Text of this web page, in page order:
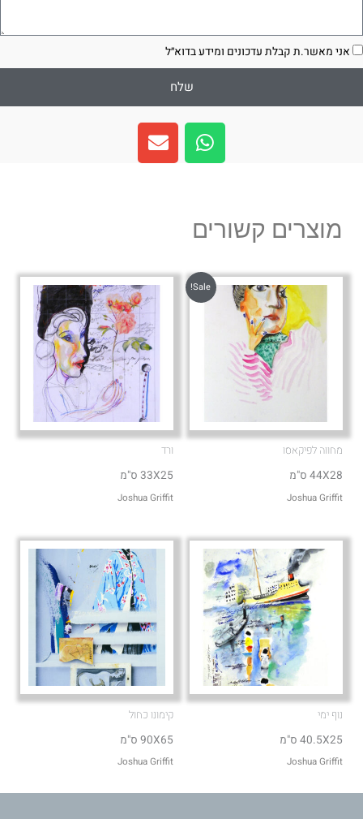
אני מאשר.ת קבלת עדכונים ומידע בדוא״ל
שלח
W
h
a
a
p
E
n
v
e
מוצרים קשורים
Sale!
מחווה לפיקאסו
44X28 ס"מ
Joshua Griffit​
ורד
33X25 ס"מ
Joshua Griffit​
נוף ימי
40.5X25 ס"מ
Joshua Griffit​
קימונו כחול
90X65 ס"מ
Joshua Griffit​